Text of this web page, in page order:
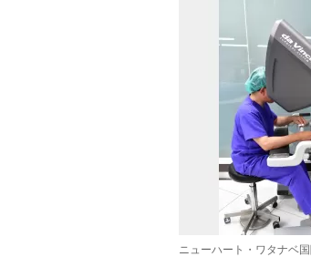
ニューハート・ワタナベ